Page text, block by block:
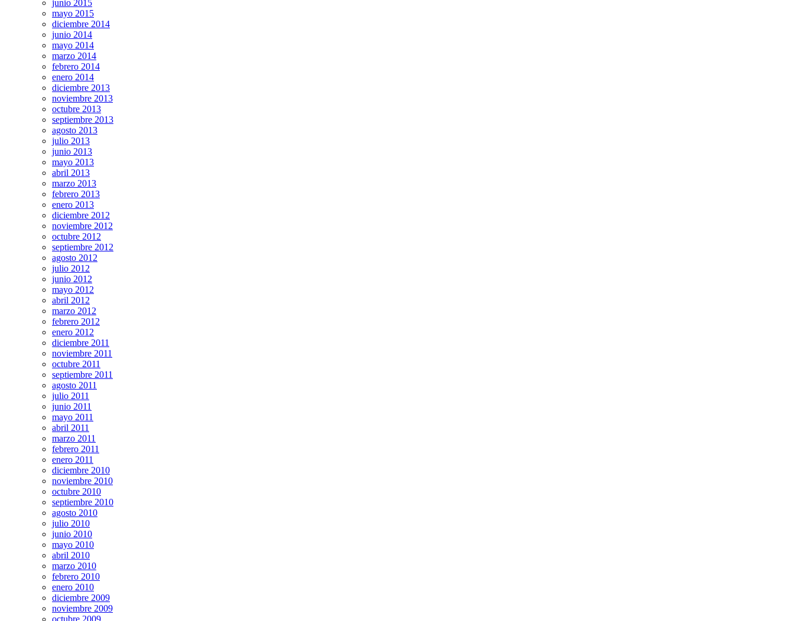
junio 2015
mayo 2015
diciembre 2014
junio 2014
mayo 2014
marzo 2014
febrero 2014
enero 2014
diciembre 2013
noviembre 2013
octubre 2013
septiembre 2013
agosto 2013
julio 2013
junio 2013
mayo 2013
abril 2013
marzo 2013
febrero 2013
enero 2013
diciembre 2012
noviembre 2012
octubre 2012
septiembre 2012
agosto 2012
julio 2012
junio 2012
mayo 2012
abril 2012
marzo 2012
febrero 2012
enero 2012
diciembre 2011
noviembre 2011
octubre 2011
septiembre 2011
agosto 2011
julio 2011
junio 2011
mayo 2011
abril 2011
marzo 2011
febrero 2011
enero 2011
diciembre 2010
noviembre 2010
octubre 2010
septiembre 2010
agosto 2010
julio 2010
junio 2010
mayo 2010
abril 2010
marzo 2010
febrero 2010
enero 2010
diciembre 2009
noviembre 2009
octubre 2009